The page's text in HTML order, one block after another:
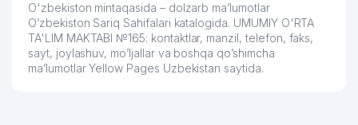
O'zbekiston mintaqasida – dolzarb ma’lumotlar
O’zbekiston Sariq Sahifalari katalogida. UMUMIY O'RTA
TA'LIM MAKTABI №165: kontaktlar, manzil, telefon, faks,
sayt, joylashuv, mo’ljallar va boshqa qo’shimcha
ma’lumotlar Yellow Pages Uzbekistan saytida.